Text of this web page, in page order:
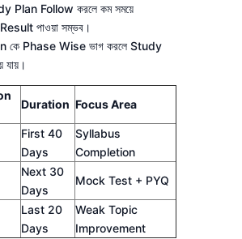
Plan Follow করলে কম সময়ে
পাওয়া সম্ভব।
কে Phase Wise ভাগ করলে Study
যায়।
Duration Focus Area
First 40
Days
Syllabus
Completion
Next 30
Days
Mock Test + PYQ
Last 20
Days
Weak Topic
Improvement